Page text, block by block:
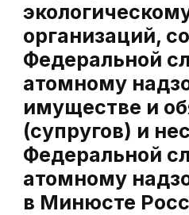
организаций,
Федеральной
атомному
имуществе и
(супругов) и
Федеральной
атомному
в Минюсте